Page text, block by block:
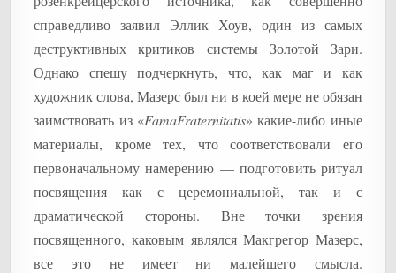
справедливо заявил Эллик Хоув, один из самых
деструктивных критиков системы Золотой Зари.
Однако спешу подчеркнуть, что, как маг и как
художник слова, Мазерс был ни в коей мере не обязан
заимствовать из «FamaFraternitatis» какие-либо иные
материалы, кроме тех, что соответствовали его
первоначальному намерению — подготовить ритуал
посвящения как с церемониальной, так и с
драматической стороны. Вне точки зрения
посвященного, каковым являлся Макгрегор Мазерс,
все это не имеет ни малейшего смысла.